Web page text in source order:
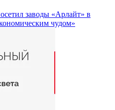
заводы «Арлайт» в
чудом»